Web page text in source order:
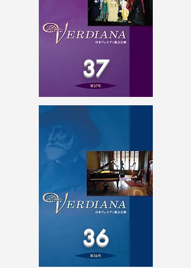
37
36